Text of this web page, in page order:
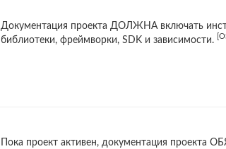
Документация проекта ДОЛЖНА включать
библиотеки, фреймворки, SDK и зависимости.
Пока проект активен, документация проекта